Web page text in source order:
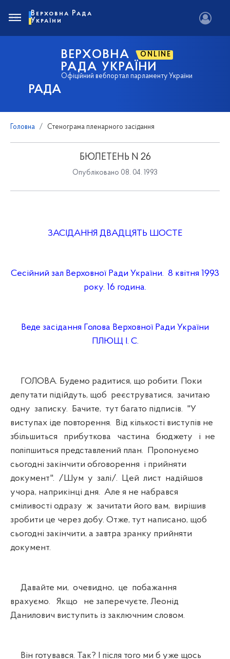
РАДА
ВЕРХОВНА ONLINE
РАДА УКРАЇНИ
Офіційний вебпортал парламенту України
Верховна Рада
України
Головна Стенограма пленарного засідання
БЮЛЕТЕНЬ N 26
Опубліковано 08. 04. 1993
ЗАСІДАННЯ ДВАДЦЯТЬ ШОСТЕ
Сесійний зал Верховної Ради України. 8 квітня 1993
року. 16 година.
Веде засідання Голова Верховної Ради України
ПЛЮЩ І. С.
ГОЛОВА. Будемо радитися, що робити. Поки
депутати підійдуть, щоб реєструватися, зачитаю
одну записку. Бачите, тут багато підписів. "У
виступах іде повторення. Від кількості виступів не
збільшиться прибуткова частина бюджету і не
поліпшиться представлений план. Пропонуємо
сьогодні закінчити обговорення і прийняти
документ". /Шум у залі/. Цей лист надійшов
учора, наприкінці дня. Але я не набрався
сміливості одразу ж зачитати його вам, вирішив
зробити це через добу. Отже, тут написано, щоб
сьогодні закінчити, а завтра зранку прийняти
документ.
Давайте ми, очевидно, це побажання
врахуємо. Якщо не заперечуєте, Леонід
Данилович виступить із заключним словом.
Він готувався. Так? І після того ми б уже щось